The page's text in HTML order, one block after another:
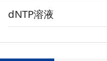
dNTP溶液